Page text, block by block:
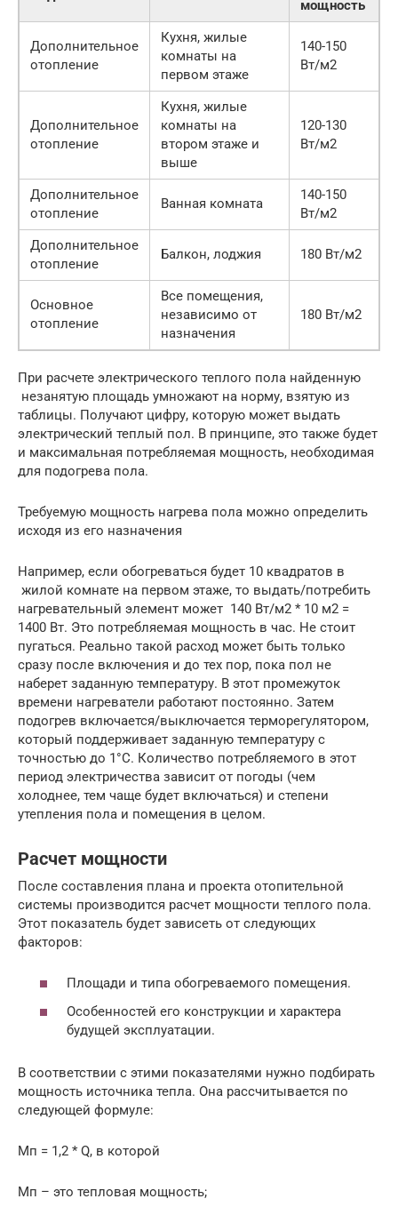
мощность
Дополнительное
отопление
Кухня, жилые
комнаты на
первом этаже
140-150
Вт/м2
Дополнительное
отопление
Кухня, жилые
комнаты на
втором этаже и
выше
120-130
Вт/м2
Дополнительное
отопление
Ванная комната
140-150
Вт/м2
Дополнительное
отопление
Балкон, лоджия 180 Вт/м2
Основное
отопление
Все помещения,
независимо от
назначения
180 Вт/м2
При расчете электрического теплого пола найденную
незанятую площадь умножают на норму, взятую из
таблицы. Получают цифру, которую может выдать
электрический теплый пол. В принципе, это также будет
и максимальная потребляемая мощность, необходимая
для подогрева пола.
Требуемую мощность нагрева пола можно определить
исходя из его назначения
Например, если обогреваться будет 10 квадратов в
жилой комнате на первом этаже, то выдать/потребить
нагревательный элемент может 140 Вт/м2 * 10 м2 =
1400 Вт. Это потребляемая мощность в час. Не стоит
пугаться. Реально такой расход может быть только
сразу после включения и до тех пор, пока пол не
наберет заданную температуру. В этот промежуток
времени нагреватели работают постоянно. Затем
подогрев включается/выключается терморегулятором,
который поддерживает заданную температуру с
точностью до 1°C. Количество потребляемого в этот
период электричества зависит от погоды (чем
холоднее, тем чаще будет включаться) и степени
утепления пола и помещения в целом.
Расчет мощности
После составления плана и проекта отопительной
системы производится расчет мощности теплого пола.
Этот показатель будет зависеть от следующих
факторов:
Площади и типа обогреваемого помещения.
Особенностей его конструкции и характера
будущей эксплуатации.
В соответствии с этими показателями нужно подбирать
мощность источника тепла. Она рассчитывается по
следующей формуле:
Мп = 1,2 * Q, в которой
Мп – это тепловая мощность;